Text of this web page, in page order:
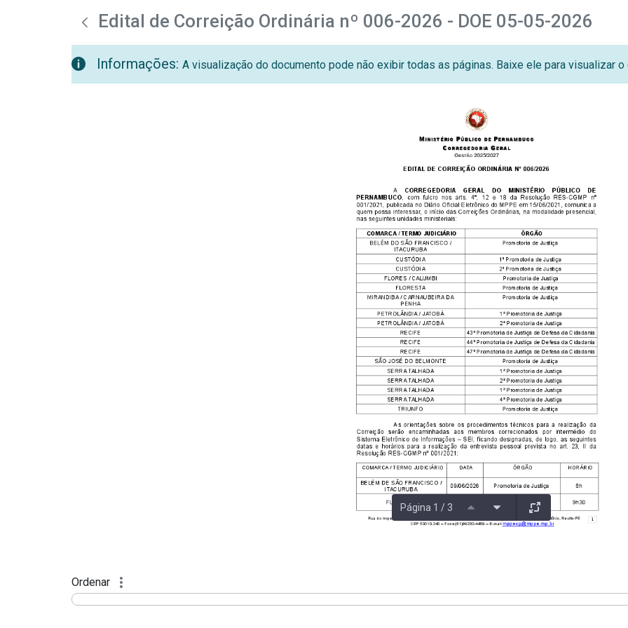
Pular para o Conteúdo principal
teste descricaoEdital de Correição Ordinária nº 006-2026 - DOE 05-05-2026
Informações: A visualização do documento pode não exibir todas as páginas. Baixe ele para visualizar
Página 1 / 3
Ordenar